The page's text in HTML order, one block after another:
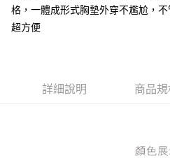
AFTEE先享後付是「在收到商品之後才
便利好安心！
【「AFTEE先享後付」結帳流程】
ATM／網路銀行／等多元方式進行付款，
ATM付款
每筆NT$80，滿NT$899(含以上)免
格，一體成形式胸墊外穿不尷尬，
超方便
詳細說明 商品